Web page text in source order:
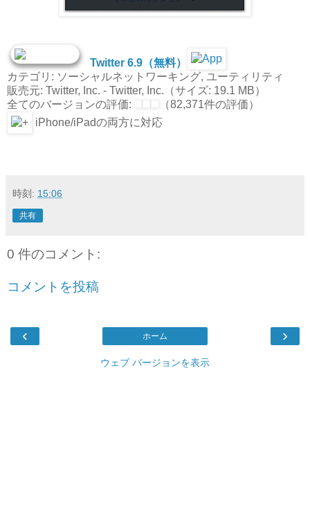
Twitter 6.9（無料）
カテゴリ: ソーシャルネットワーキング, ユーティリティ
販売元: Twitter, Inc. - Twitter, Inc.（サイズ: 19.1 MB）
全てのバージョンの評価:
（82,371件の評価）
iPhone/iPadの両方に対応
時刻: 15:06
共有
0 件のコメント:
コメントを投稿
‹ ›
ホーム
ウェブ バージョンを表示